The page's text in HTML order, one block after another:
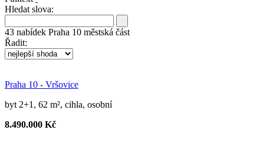
Hledat slova:
43 nabídek Praha 10 městská část
Řadit:
Praha 10 - Vršovice
byt 2+1, 62 m², cihla, osobní
8.490.000 Kč